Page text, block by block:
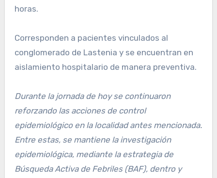
horas.
Corresponden a pacientes vinculados al
conglomerado de Lastenia y se encuentran en
aislamiento hospitalario de manera preventiva.
Durante la jornada de hoy se continuaron
reforzando las acciones de control
epidemiológico en la localidad antes mencionada.
Entre estas, se mantiene la investigación
epidemiológica, mediante la estrategia de
Búsqueda Activa de Febriles (BAF), dentro y